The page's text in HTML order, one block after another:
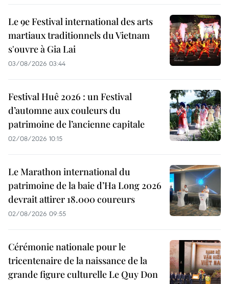
Le 9e Festival international des arts
martiaux traditionnels du Vietnam
s'ouvre à Gia Lai
03/08/2026 03:44
Festival Huê 2026 : un Festival
d’automne aux couleurs du
patrimoine de l’ancienne capitale
02/08/2026 10:15
Le Marathon international du
patrimoine de la baie d’Ha Long 2026
devrait attirer 18.000 coureurs
02/08/2026 09:55
Cérémonie nationale pour le
tricentenaire de la naissance de la
grande figure culturelle Le Quy Don